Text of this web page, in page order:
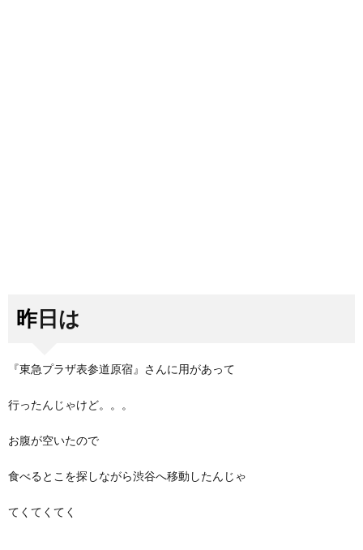
昨日は
『東急プラザ表参道原宿』さんに用があって
行ったんじゃけど。。。
お腹が空いたので
食べるとこを探しながら渋谷へ移動したんじゃ
てくてくてく